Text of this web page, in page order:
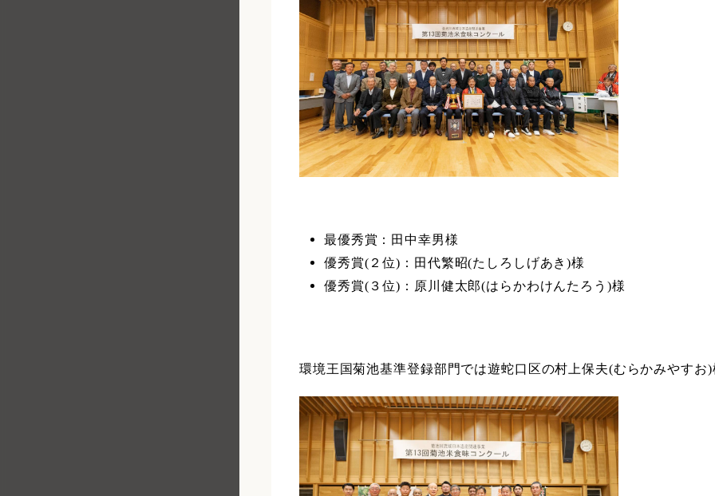
最優秀賞：田中幸男様
優秀賞(２位)：田代繁昭(たしろしげあき)様
優秀賞(３位)：原川健太郎(はらかわけんたろう)様
環境王国菊池基準登録部門では遊蛇口区の村上保夫(むらかみやす